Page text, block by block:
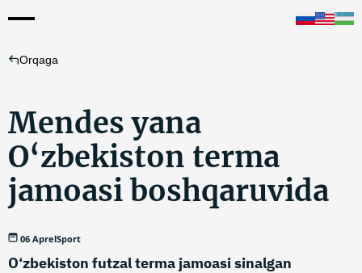
Orqaga
Mendes yana
O‘zbekiston terma
jamoasi boshqaruvida
06 AprelSport
O‘zbekiston futzal terma jamoasi sinalgan